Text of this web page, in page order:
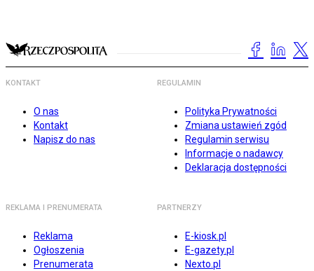
KONTAKT
O nas
Kontakt
Napisz do nas
REGULAMIN
Polityka Prywatności
Zmiana ustawień zgód
Regulamin serwisu
Informacje o nadawcy
Deklaracja dostępności
REKLAMA I PRENUMERATA
Reklama
Ogłoszenia
Prenumerata
PARTNERZY
E-kiosk.pl
E-gazety.pl
Nexto.pl